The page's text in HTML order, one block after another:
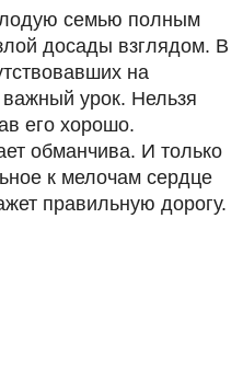
семью полным
досады взглядом. В
на
урок. Нельзя
его хорошо.
обманчива. И только
к мелочам сердце
правильную дорогу.